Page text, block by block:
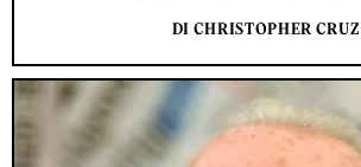
DI CHRISTOPHER CRUZ